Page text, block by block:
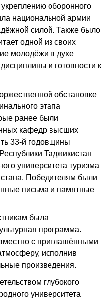
оборонного
национальной армии
силой. Также было
одной из своих
молодёжи в духе
и готовности к
обстановке
этапа
ранее были
кафедр высших
33-й годовщины
Таджикистан
университета туризма
Победителям были
письма и памятные
была
программа.
с приглашёнными
исполнив
произведения.
глубокого
университета